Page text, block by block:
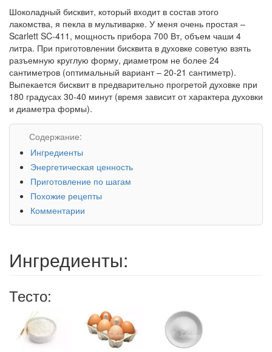
Шоколадный бисквит, который входит в состав этого
лакомства, я пекла в мультиварке. У меня очень простая –
Scarlett SC-411, мощность прибора 700 Вт, объем чаши 4
литра. При приготовлении бисквита в духовке советую взять
разъемную круглую форму, диаметром не более 24
сантиметров (оптимальный вариант – 20-21 сантиметр).
Выпекается бисквит в предварительно прогретой духовке при
180 градусах 30-40 минут (время зависит от характера духовки
и диаметра формы).
Содержание:
Ингредиенты
Энергетическая ценность
Приготовление по шагам
Похожие рецепты
Комментарии
Ингредиенты:
Тесто: